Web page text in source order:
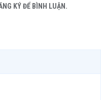
KÝ ĐỂ BÌNH LUẬN.